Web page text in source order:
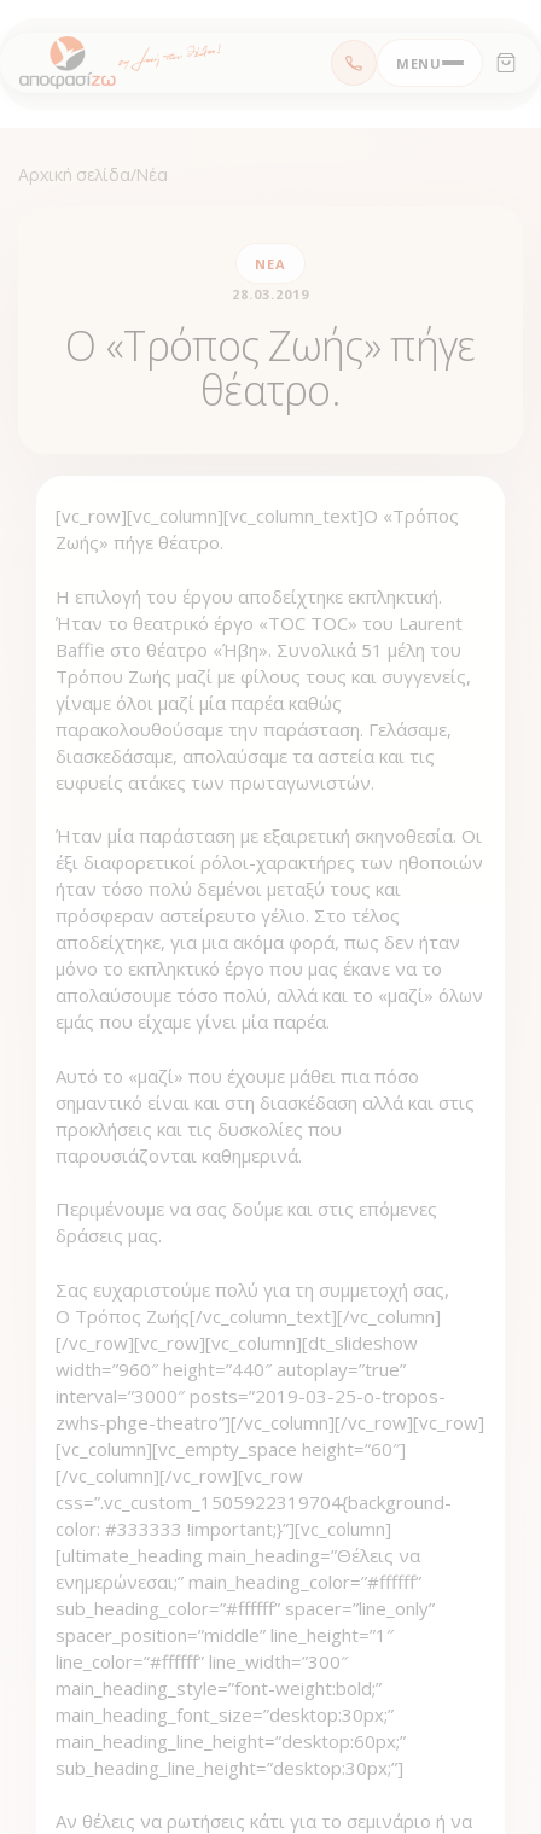
Μεταπηδήστε
στο
MENU
Αρχική σελίδα/Νέα
ΝΈΑ
28.03.2019
Ο «Τρόπος Ζωής» πήγε
θέατρο.
[vc_row][vc_column][vc_column_text]Ο «Τρόπος
Ζωής» πήγε θέατρο.
Η επιλογή του έργου αποδείχτηκε εκπληκτική.
Ήταν το θεατρικό έργο «TOC TOC» του Laurent
Baffie στο θέατρο «Ήβη». Συνολικά 51 μέλη του
Τρόπου Ζωής μαζί με φίλους τους και συγγενείς,
γίναμε όλοι μαζί μία παρέα καθώς
παρακολουθούσαμε την παράσταση. Γελάσαμε,
διασκεδάσαμε, απολαύσαμε τα αστεία και τις
ευφυείς ατάκες των πρωταγωνιστών.
Ήταν μία παράσταση με εξαιρετική σκηνοθεσία. Οι
έξι διαφορετικοί ρόλοι-χαρακτήρες των ηθοποιών
ήταν τόσο πολύ δεμένοι μεταξύ τους και
πρόσφεραν αστείρευτο γέλιο. Στο τέλος
αποδείχτηκε, για μια ακόμα φορά, πως δεν ήταν
μόνο το εκπληκτικό έργο που μας έκανε να το
απολαύσουμε τόσο πολύ, αλλά και το «μαζί» όλων
εμάς που είχαμε γίνει μία παρέα.
Αυτό το «μαζί» που έχουμε μάθει πια πόσο
σημαντικό είναι και στη διασκέδαση αλλά και στις
προκλήσεις και τις δυσκολίες που
παρουσιάζονται καθημερινά.
Περιμένουμε να σας δούμε και στις επόμενες
δράσεις μας.
Σας ευχαριστούμε πολύ για τη συμμετοχή σας,
Ο Τρόπος Ζωής[/vc_column_text][/vc_column]
[/vc_row][vc_row][vc_column][dt_slideshow
width=”960″ height=”440″ autoplay=”true”
interval=”3000″ posts=”2019-03-25-o-tropos-
zwhs-phge-theatro”][/vc_column][/vc_row][vc_row]
[vc_column][vc_empty_space height=”60″]
[/vc_column][/vc_row][vc_row
css=”.vc_custom_1505922319704{background-
color: #333333 !important;}”][vc_column]
[ultimate_heading main_heading=”Θέλεις να
ενημερώνεσαι;” main_heading_color=”#ffffff”
sub_heading_color=”#ffffff” spacer=”line_only”
spacer_position=”middle” line_height=”1″
line_color=”#ffffff” line_width=”300″
main_heading_style=”font-weight:bold;”
main_heading_font_size=”desktop:30px;”
main_heading_line_height=”desktop:60px;”
sub_heading_line_height=”desktop:30px;”]
Αν θέλεις να ρωτήσεις κάτι για το σεμινάριο ή να